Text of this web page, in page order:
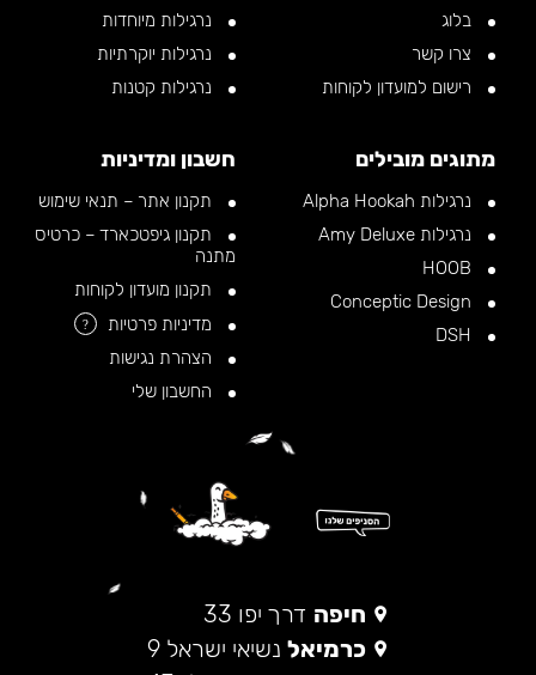
בלוג
צרו קשר
רישום למועדון לקוחות
נרגילות מיוחדות
נרגילות יוקרתיות
נרגילות קטנות
מתוגים מובילים
נרגילות Alpha Hookah
נרגילות Amy Deluxe
חשבון ומדיניות
תקנון אתר – תנאי שימוש
תקנון גיפטכארד – כרטיס
מתנה
תקנון מועדון לקוחות
מדיניות פרטיות
?
הצהרת נגישות
החשבון שלי
חיפה דרך יפו 33
כרמיאל נשיאי ישראל 9